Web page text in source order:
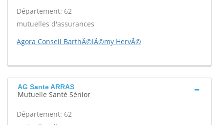
Département: 62
mutuelles d'assurances
Agora Conseil BarthÃ©lÃ©my HervÃ©
AG Sante ARRAS
Mutuelle Santé Sénior
Département: 62